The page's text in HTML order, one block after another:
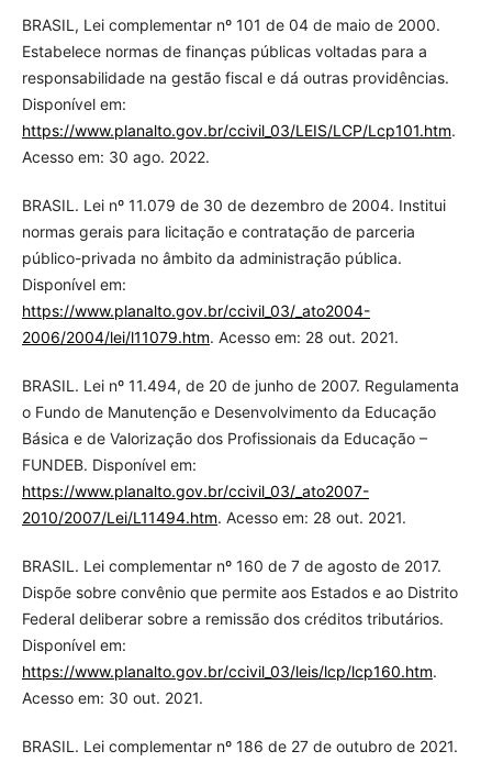
BRASIL, Lei complementar nº 101 de 04 de maio de 2000.
Estabelece normas de finanças públicas voltadas para a
responsabilidade na gestão fiscal e dá outras providências.
Disponível em:
https://www.planalto.gov.br/ccivil_03/LEIS/LCP/Lcp101.htm.
Acesso em: 30 ago. 2022.
BRASIL. Lei nº 11.079 de 30 de dezembro de 2004. Institui
normas gerais para licitação e contratação de parceria
público-privada no âmbito da administração pública.
Disponível em:
https://www.planalto.gov.br/ccivil_03/_ato2004-
2006/2004/lei/l11079.htm. Acesso em: 28 out. 2021.
BRASIL. Lei nº 11.494, de 20 de junho de 2007. Regulamenta
o Fundo de Manutenção e Desenvolvimento da Educação
Básica e de Valorização dos Profissionais da Educação –
FUNDEB. Disponível em:
https://www.planalto.gov.br/ccivil_03/_ato2007-
2010/2007/Lei/L11494.htm. Acesso em: 28 out. 2021.
BRASIL. Lei complementar nº 160 de 7 de agosto de 2017.
Dispõe sobre convênio que permite aos Estados e ao Distrito
Federal deliberar sobre a remissão dos créditos tributários.
Disponível em:
https://www.planalto.gov.br/ccivil_03/leis/lcp/lcp160.htm.
Acesso em: 30 out. 2021.
BRASIL. Lei complementar nº 186 de 27 de outubro de 2021.